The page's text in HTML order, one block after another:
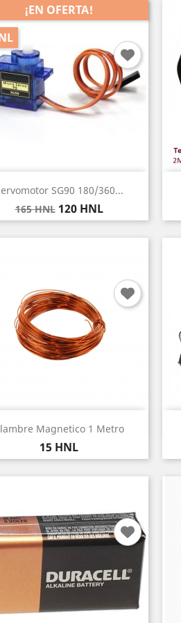
SG90 180/360...
Precio
base
165 HNL Precio
120 HNL
¡EN OFERTA!
Vista rápida
Magnetico 1 Metro
Precio
15 HNL
 Vista rápida